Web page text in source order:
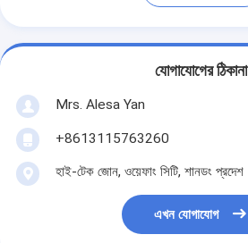
যোগাযোগের ঠিকানা
Mrs. Alesa Yan
+8613115763260
হাই-টেক জোন, ওয়েফাং সিটি, শানডং প্রদেশ
এখন যোগাযোগ